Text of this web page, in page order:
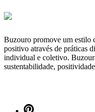
Buzouro promove um estilo
positivo através de práticas
individual e coletivo.
sustentabilidade,